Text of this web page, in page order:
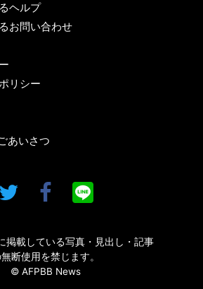
ヘルプ
お問い合わせ
リシー
あいさつ
掲載している写真・見出し・記事
断使用を禁じます。
© AFPBB News